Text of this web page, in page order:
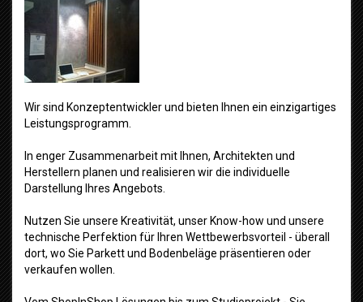
Wir sind Konzeptentwickler und bieten Ihnen ein einzigartiges
Leistungsprogramm.
In enger Zusammenarbeit mit Ihnen, Architekten und
Herstellern planen und realisieren wir die individuelle
Darstellung Ihres Angebots.
Nutzen Sie unsere Kreativität, unser Know-how und unsere
technische Perfektion für Ihren Wettbewerbsvorteil - überall
dort, wo Sie Parkett und Bodenbeläge präsentieren oder
verkaufen wollen.